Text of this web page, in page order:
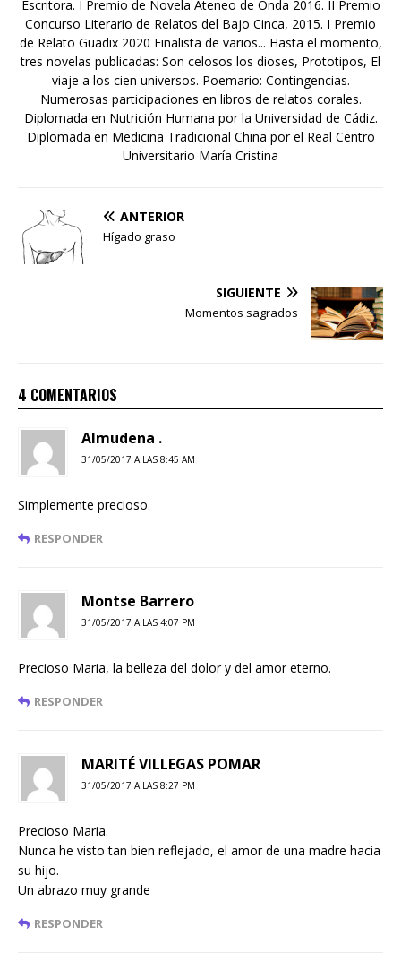
Escritora. I Premio de Novela Ateneo de Onda 2016. II Premio
Concurso Literario de Relatos del Bajo Cinca, 2015. I Premio
de Relato Guadix 2020 Finalista de varios... Hasta el momento,
tres novelas publicadas: Son celosos los dioses, Prototipos, El
viaje a los cien universos. Poemario: Contingencias.
Numerosas participaciones en libros de relatos corales.
Diplomada en Nutrición Humana por la Universidad de Cádiz.
Diplomada en Medicina Tradicional China por el Real Centro
Universitario María Cristina
ANTERIOR
Hígado graso
SIGUIENTE
Momentos sagrados
4 COMENTARIOS
Almudena .
31/05/2017 A LAS 8:45 AM
Simplemente precioso.
RESPONDER
Montse Barrero
31/05/2017 A LAS 4:07 PM
Precioso Maria, la belleza del dolor y del amor eterno.
RESPONDER
MARITÉ VILLEGAS POMAR
31/05/2017 A LAS 8:27 PM
Precioso Maria.
Nunca he visto tan bien reflejado, el amor de una madre hacia
su hijo.
Un abrazo muy grande
RESPONDER